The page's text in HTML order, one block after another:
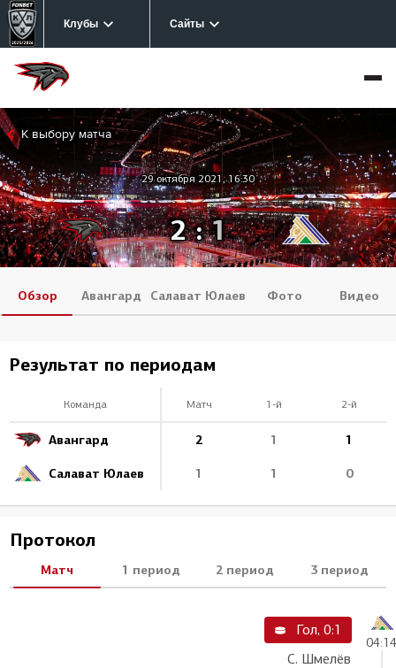
Клубы Сайты
К выбору матча
29 октября 2021, 16:30
2:1
Обзор Авангард Салават Юлаев Фото Видео
Результат по периодам
Команда Матч 1-й 2-й
Авангард 2 1 1
Салават Юлаев 1 1 0
Протокол
Матч 1 период 2 период 3 период
04:14
Гол, 0:1
С. Шмелёв